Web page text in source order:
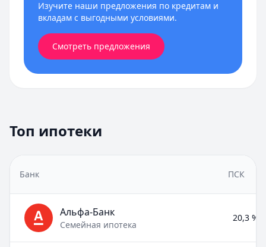
Изучите наши предложения по кредитам и
вкладам с выгодными условиями.
Смотреть предложения
Топ ипотеки
Банк ПСК
Альфа-Банк
Семейная ипотека
20,3 %